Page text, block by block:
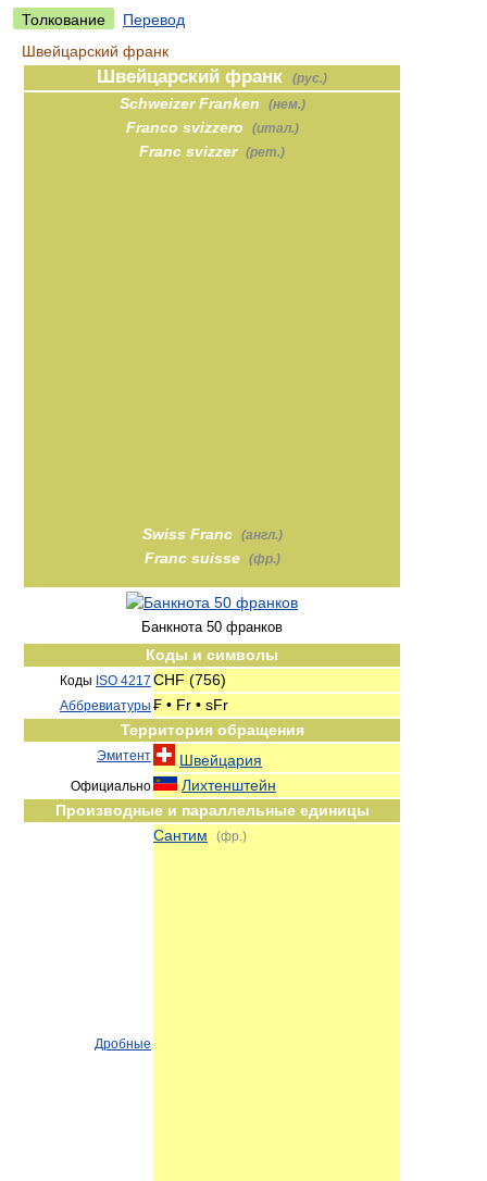
Толкование
Перевод
Швейцарский франк
Швейцарский франк (рус.)
Schweizer Franken (нем.)
Franco svizzero (итал.)
Franc svizzer (рет.)
Swiss Franc (англ.)
Franc suisse (фр.)
Банкнота 50 франков
Коды и символы
Коды ISO 4217 CHF (756)
Аббревиатуры ₣ • Fr • sFr
Территория обращения
Эмитент Швейцария
Официально
Лихтенштейн
Производные и параллельные единицы
Дробные
Сантим (фр.)